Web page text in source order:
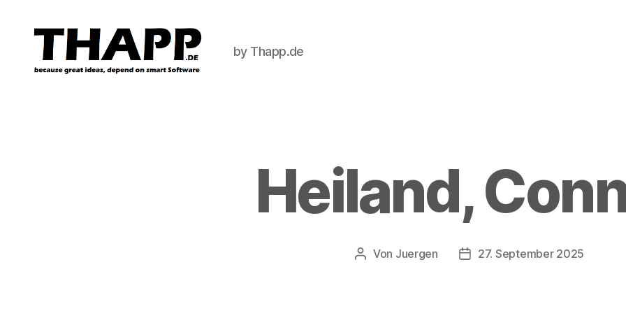
by Thapp.de
Heiland,
Beitragsautor
Von Juergen Beitragsdatum
27. September 2025